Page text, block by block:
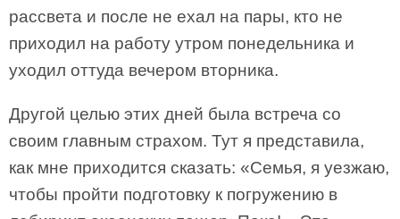
рассвета и после не ехал на пары, кто не
приходил на работу утром понедельника и
уходил оттуда вечером вторника.
Другой целью этих дней была встреча со
своим главным страхом. Тут я представила,
как мне приходится сказать: «Семья, я уезжаю,
чтобы пройти подготовку к погружению в